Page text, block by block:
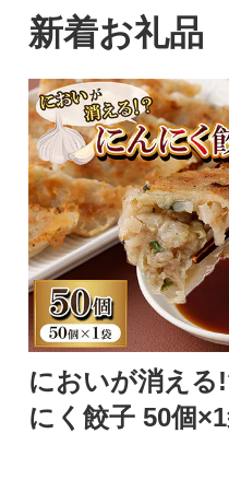
新着お礼品
においが消える
にく餃子 50個